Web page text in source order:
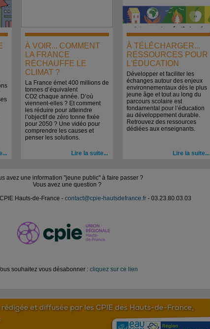
À VOIR... COMMENT
LA FRANCE
RÉCHAUFFE LE
CLIMAT ?
La France émet 400 millions de
tonnes d’équivalent
CO2 chaque année. D’où
viennent-elles ? Et comment
les réduire pour atteindre
l’objectif de zéro tonne fixée
pour 2050 ? Une vidéo pour
comprendre les causes et
penser les solutions.
Lire la suite...
À TÉLÉCHARGER...
RESSOURCES POUR
L'ÉDUCATION
Développer et faciliter les
échanges autour des enjeux
environnementaux dès le plus
jeune âge et tout au long du
parcours scolaire est
fondamental pour l’éducation
au développement durable.
Retrouvez des ressources
dédiées aux enseignants.
Lire la suite...
avez une information "jeune public" à faire passer ?
Vous avez une question ?
Hauts-de-France - contact@cpie-hautsdefrance.fr- 03.23.80.03.03
souhaitez vous désabonner : cliquez sur ce lien